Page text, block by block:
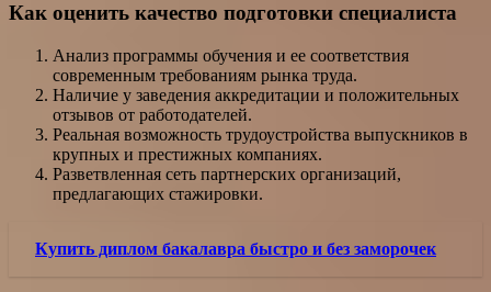
Как оценить качество подготовки специалиста
Анализ программы обучения и ее соответствия
современным требованиям рынка труда.
Наличие у заведения аккредитации и положительных
отзывов от работодателей.
Реальная возможность трудоустройства выпускников в
крупных и престижных компаниях.
Разветвленная сеть партнерских организаций,
предлагающих стажировки.
Купить диплом бакалавра быстро и без заморочек